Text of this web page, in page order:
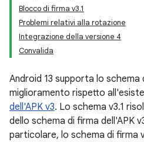
Blocco di firma v3.1
Problemi relativi alla rotazione
Integrazione della versione 4
Convalida
Android 13 supporta lo schema
miglioramento rispetto
dell'APK v3. Lo schema v3.1
dello schema di firma dell'APK
particolare, lo schema di firma